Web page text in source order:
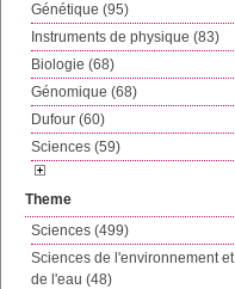
Génétique (95)
Instruments de physique (83)
Biologie (68)
Génomique (68)
Dufour (60)
Sciences (59)
Theme
Sciences (499)
Sciences de l'environnement et
de l'eau (48)